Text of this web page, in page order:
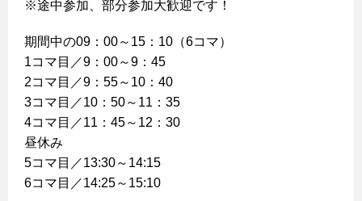
※途中参加、部分参加大歓迎です！
期間中の09：00～15：10（6コマ）
1コマ目／9：00～9：45
2コマ目／9：55～10：40
3コマ目／10：50～11：35
4コマ目／11：45～12：30
昼休み
5コマ目／13:30～14:15
6コマ目／14:25～15:10